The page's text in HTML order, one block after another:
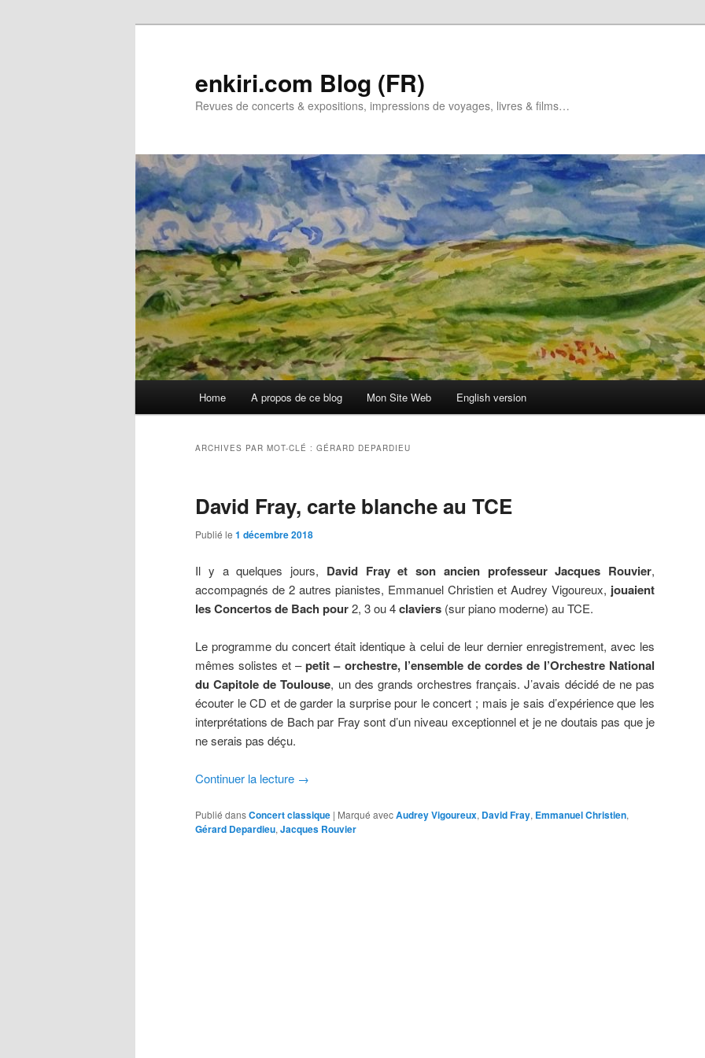
enkiri.com Blog (FR)
Revues de concerts & expositions, impressions de voyages, livres & films…
Home A propos de ce blog Mon Site Web English version
ARCHIVES PAR MOT-CLÉ : GÉRARD DEPARDIEU
David Fray, carte blanche au TCE
Publié le 1 décembre 2018
Il y a quelques jours, David Fray et son ancien professeur Jacques Rouvier,
accompagnés de 2 autres pianistes, Emmanuel Christien et Audrey Vigoureux, jouaient
les Concertos de Bach pour2, 3 ou 4claviers (sur piano moderne) au TCE.
Le programme du concert était identique à celui de leur dernier enregistrement, avec les
mêmes solistes et –petit – orchestre, l’ensemble de cordes de l’Orchestre National
du Capitole de Toulouse, un des grands orchestres français. J’avais décidé de ne pas
écouter le CD et de garder la surprise pour le concert ; mais je sais d’expérience que les
interprétations de Bach par Fray sont d’un niveau exceptionnel et je ne doutais pas que je
ne serais pas déçu.
Continuer la lecture →
Publié dansConcert classique | Marqué avecAudrey Vigoureux, David Fray, Emmanuel Christien,
Gérard Depardieu, Jacques Rouvier